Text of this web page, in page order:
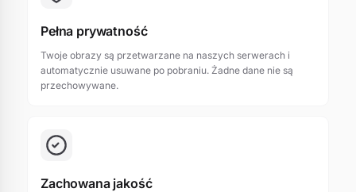
Pełna prywatność
Twoje obrazy są przetwarzane na naszych serwerach i
automatycznie usuwane po pobraniu. Żadne dane nie są
przechowywane.
Zachowana jakość